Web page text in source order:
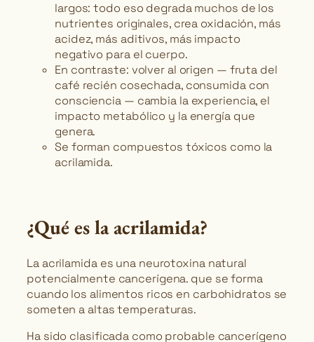
largos: todo eso degrada muchos de los
nutrientes originales, crea oxidación, más
acidez, más aditivos, más impacto
negativo para el cuerpo.
En contraste: volver al origen — fruta del
café recién cosechada, consumida con
consciencia — cambia la experiencia, el
impacto metabólico y la energía que
genera.
Se forman compuestos tóxicos como la
acrilamida.
¿Qué es la acrilamida?
La acrilamida es una neurotoxina natural
potencialmente cancerígena. que se forma
cuando los alimentos ricos en carbohidratos se
someten a altas temperaturas.
Ha sido clasificada como probable cancerígeno